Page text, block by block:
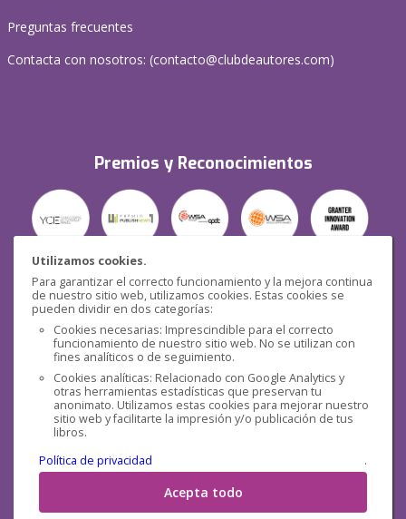
Utilizamos cookies.
Para garantizar el correcto funcionamiento y la mejora continua
de nuestro sitio web, utilizamos cookies. Estas cookies se
pueden dividir en dos categorías:
Cookies necesarias: Imprescindible para el correcto
funcionamiento de nuestro sitio web. No se utilizan con
fines analíticos o de seguimiento.
Cookies analíticas: Relacionado con Google Analytics y
otras herramientas estadísticas que preservan tu
anonimato. Utilizamos estas cookies para mejorar nuestro
sitio web y facilitarte la impresión y/o publicación de tus
libros.
Política de privacidad
.
Acepta todo
Preguntas frecuentes
Contacta con nosotros: (contacto@clubdeautores.com)
Premios y Reconocimientos
Seguridad
Redes sociales